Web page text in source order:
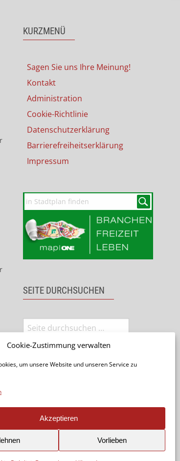
Cookie-Zustimmung verwalten
um unsere Website und unseren Service zu
Akzeptieren
Vorlieben
KURZMENÜ
Sagen Sie uns Ihre Meinung!
Kontakt
Administration
Cookie-Richtlinie
Datenschutzerklärung
Barrierefreiheitserklärung
Impressum
SEITE DURCHSUCHEN
Seite teilen: